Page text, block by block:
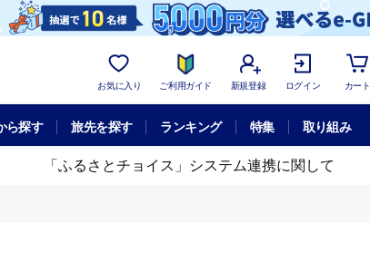
お気に入り ご利用ガイド 新規登録 ログイン カート
ら探す 旅先を探す ランキング 特集 取り組み
「ふるさとチョイス」システム連携に関して